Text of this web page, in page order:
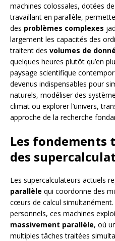
machines colossales, dotées
travaillant en parallèle,
des problèmes complexes
largement les capacités des
traitent des volumes de
quelques heures plutôt qu’en
paysage scientifique
devenus indispensables pour
naturels, modéliser des
climat ou explorer l’univers,
approche de la recherche
Les fondements
des
Les supercalculateurs actuels
parallèle qui coordonne des
cœurs de calcul
personnels, ces machines
massivement parallèle, où
multiples tâches traitées